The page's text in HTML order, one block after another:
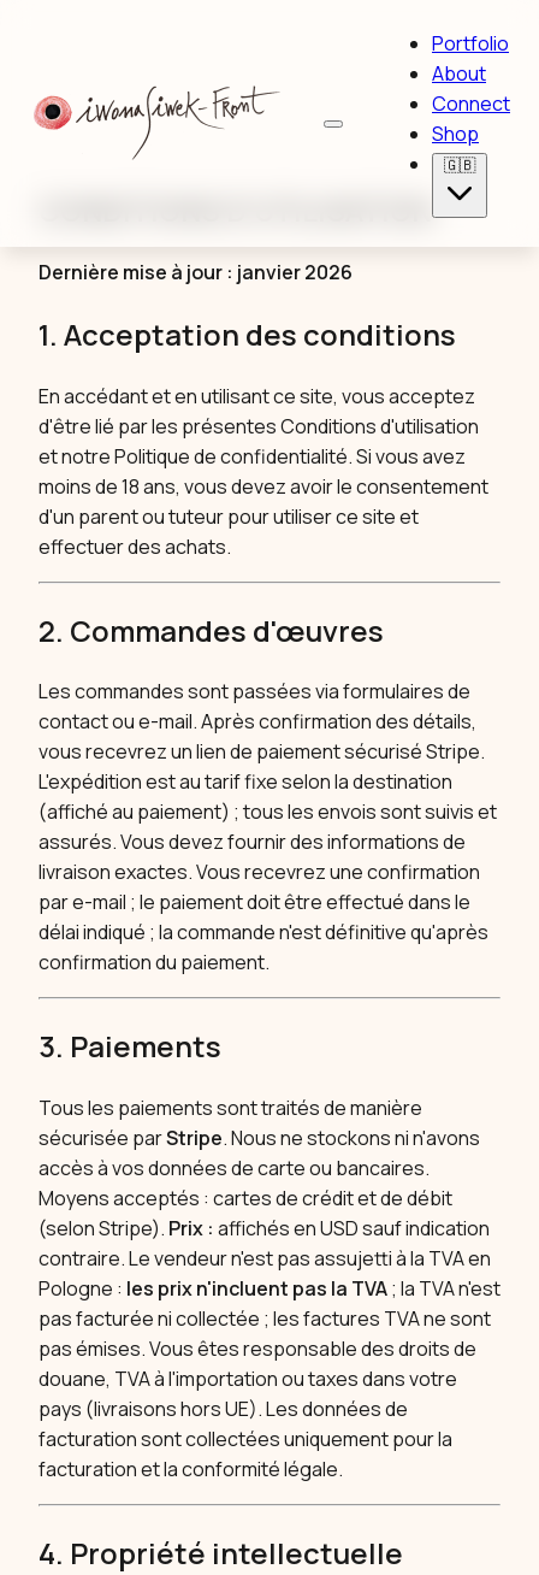
Portfolio
About
Connect
Shop
🇬🇧
Dernière mise à jour : janvier 2026
1. Acceptation des conditions
En accédant et en utilisant ce site, vous acceptez
d'être lié par les présentes Conditions d'utilisation
et notre Politique de confidentialité. Si vous avez
moins de 18 ans, vous devez avoir le consentement
d'un parent ou tuteur pour utiliser ce site et
effectuer des achats.
2. Commandes d'œuvres
Les commandes sont passées via formulaires de
contact ou e-mail. Après confirmation des détails,
vous recevrez un lien de paiement sécurisé Stripe.
L'expédition est au tarif fixe selon la destination
(affiché au paiement) ; tous les envois sont suivis et
assurés. Vous devez fournir des informations de
livraison exactes. Vous recevrez une confirmation
par e-mail ; le paiement doit être effectué dans le
délai indiqué ; la commande n'est définitive qu'après
confirmation du paiement.
3. Paiements
Tous les paiements sont traités de manière
sécurisée parStripe. Nous ne stockons ni n'avons
accès à vos données de carte ou bancaires.
Moyens acceptés : cartes de crédit et de débit
(selon Stripe). Prix : affichés en USD sauf indication
contraire. Le vendeur n'est pas assujetti à la TVA en
Pologne : les prix n'incluent pas la TVA; la TVA n'est
pas facturée ni collectée ; les factures TVA ne sont
pas émises. Vous êtes responsable des droits de
douane, TVA à l'importation ou taxes dans votre
pays (livraisons hors UE). Les données de
facturation sont collectées uniquement pour la
facturation et la conformité légale.
4. Propriété intellectuelle